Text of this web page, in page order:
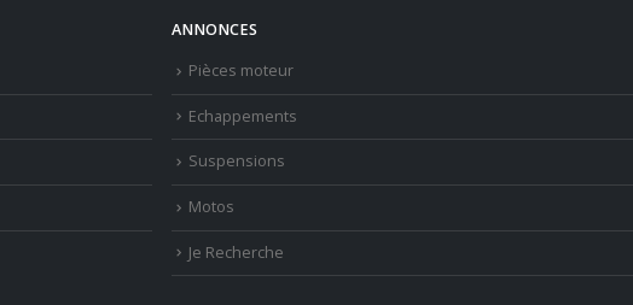
ANNONCES
Pièces moteur
Echappements
Suspensions
Motos
Je Recherche